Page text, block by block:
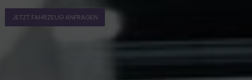
JETZT FAHRZEUG ANFRAGEN